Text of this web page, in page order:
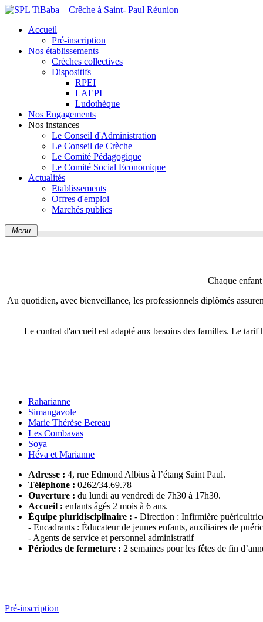
Accueil
Pré-inscription
Nos établissements
Crèches collectives
Dispositifs
RPEI
LAEPI
Ludothèque
Nos Engagements
Nos instances
Le Conseil d'Administration
Le Conseil de Crèche
Le Comité Pédagogique
Le Comité Social Economique
Actualités
Etablissements
Offres d'emploi
Marchés publics
Menu
Chaque
Au quotidien, avec bienveillance, les professionnels diplômés
Le contrat d'accueil est adapté aux besoins des familles. Le
Raharianne
Simangavole
Marie Thérèse Bereau
Les Combavas
Soya
Héva et Marianne
Adresse : 4, rue Edmond Albius à l’étang Saint Paul.
Téléphone : 0262/34.69.78
Ouverture : du lundi au vendredi de 7h30 à 17h30.
Accueil : enfants âgés 2 mois à 6 ans.
Équipe pluridisciplinaire : - Direction : Infirmière
- Encadrants : Éducateur de jeunes enfants, auxiliaires de
- Agents de service et personnel administratif
Périodes de fermeture : 2 semaines pour les fêtes de fin
Pré-inscription